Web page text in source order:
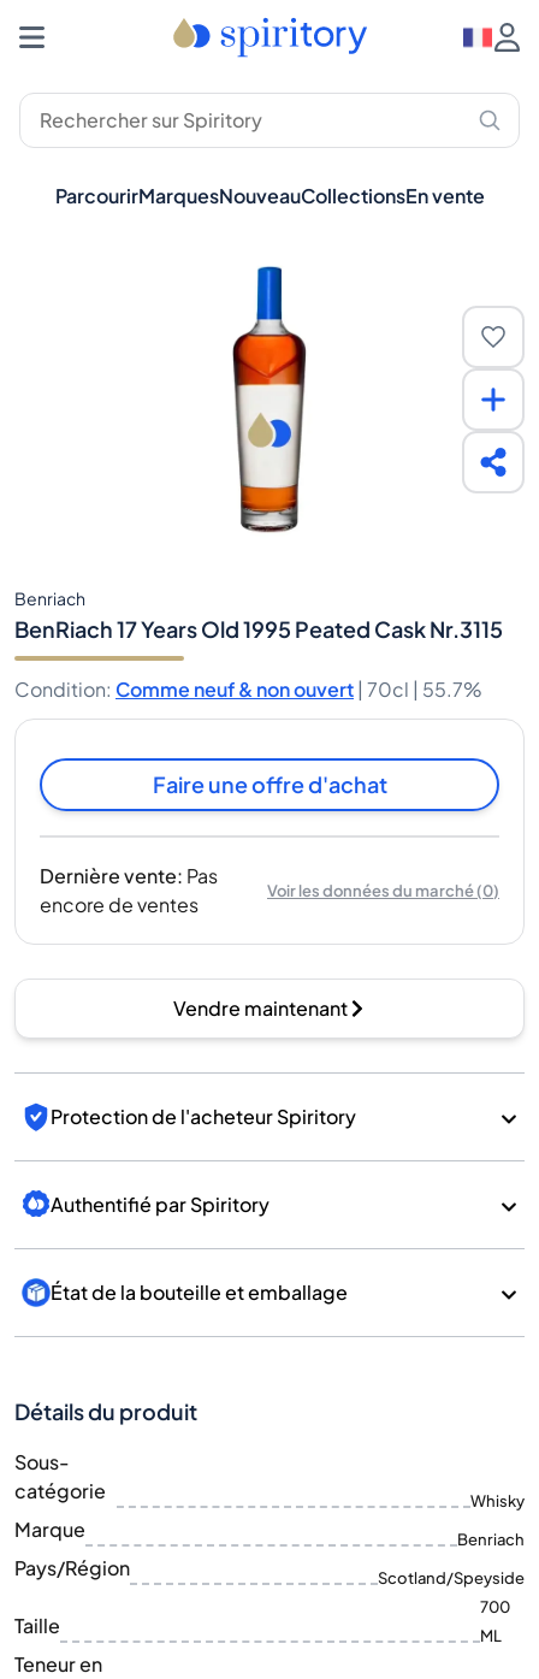
ParcourirMarquesNouveauCollectionsEn vente
Benriach
BenRiach 17 Years Old 1995 Peated Cask Nr.3115
Condition: Comme neuf & non ouvert | 70cl | 55.7%
Faire une offre d'achat
Dernière vente: Pas
encore de ventes
Voir les données du marché(0)
Vendre maintenant
Protection de l'acheteur Spiritory
Authentifié par Spiritory
État de la bouteille et emballage
Détails du produit
Sous-
catégorie
Whisky
Marque Benriach
Pays/Région Scotland/Speyside
Taille
700
ML
Teneur en